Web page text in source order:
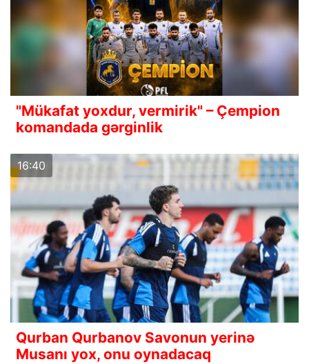
"Mükafat yoxdur, vermirik" – Çempion
komandada gərginlik
16:40
Qurban Qurbanov Savonun yerinə
Musanı yox, onu oynadacaq